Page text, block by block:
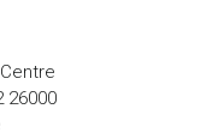
26000